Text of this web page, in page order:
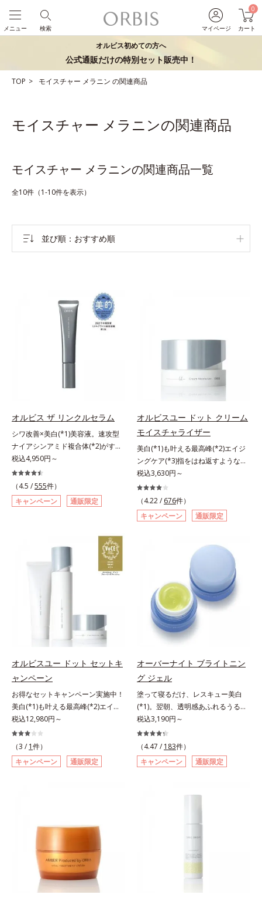
マイページ
0
カート
検索
メニュー
オルビス初めての方へ
公式通販だけの特別セット販売中！
TOP モイスチャー メラニン の関連商品
モイスチャー メラニンの関連商品
モイスチャー メラニンの関連商品一覧
全10件（1-10件を表示）
並び順 おすすめ順
オルビス ザ リンクルセラム
シワ改善×美白(*1)美容液。速攻型
ナイアシンアミド複合体(*2)がすば
やく浸透(*3)。ピンと、パッと。大
人の肌にハリ感を。シワ改善×美白
(*1)美容液。ポーラ化成 研究所の独
自研究で見出した、速攻型ナイアシ
ンアミド複合体(*2)と浸透サポート
透スピードがアップ(*5)し、浸透し
にくい大人肌の深く(*3)まで素早く
届けます。真皮のコラーゲン産生を
悩みのシワを改善しながら、過剰な
メラニン生成を防ぎ未来のシミ・ソ
バカスを予防します。さらに独自研
究に基づいた浸透型ハリ保湿成分
(*6)で大人肌にハリ感をプラス。す
で、"顔全体にご使用いただける設
計"。見えているシワはもちろん、
自分では気づきにくい死角のシワの
改善にも効果を発揮します。*1 メ
ラニンの生成を抑え、シミ・ソバカ
スを防ぐ*2 ナイアシンアミド（有
効成分）、水添大豆リン脂質、フィ
トステロール、水（基剤）、
BG（保湿）*3 角層まで*4 K石けん
クロヘキサンジカルボン酸ビスエト
キシジグリコール（保湿）＜使用量
目安＞パール1粒程度＜ご使用ステ
ップ＞洗顔料 ⇒ 化粧水 ⇒ ザ リン
クルセラム ⇒ 保湿液＜1商品あたり
の使用回数＞通常サイズ：約90回
税込4,950円～
（4.5 /555件）
キャンペーン
通販限定
オルビスユー ドット クリーム
モイスチャライザー
美白(*1)も叶える最高峰(*2)エイジ
ングケア(*3)指をはね返すような弾
力感が宿るハリ感 濃密フィットク
リーム。ハリも透明感(*4)も結果主
義。年齢サイン(*5)の因子に着目し
た肌科学エイジングケア(*3)シリー
ズ。オルビスユー ドットシリーズ
処するのではなく、肌で起きている
ことの根本原因に着目。加齢ととも
に現れる年齢サインについて研究を
進めたところ、弾力感のない状態で
ある「ハリのなさ」や、くすみ(*6)
などが現れている状態である「透明
感のなさ」が、大人の肌印象に大き
な影響を与えていることがわかりま
した。そこでオルビスユー ドット
シリーズは美容成分(*7)として
「G.D.F.アクティベーター(*8)」を
配合。そして、従来から配合してい
る美白(*1)有効成分「トラネキサム
酸」を配合しました。さらに、シリ
ーズ共通の美容成分「GLルートブ
ースター(*9)」を配合することで、
肌のふっくら感や透明感を叶えま
す。美白ケアしながら多角的なエイ
ジングケアが叶うシリーズに。3ス
感を。効果的なシナジー設計で、あ
リーズの保湿力*3 年齢に応じたお
手入れのこと*4 うるおいによる
*5 乾燥、ハリ・ツヤのなさ*6
乾燥による*7 保湿成分*8 ロニ
税込3,630円～
（4.22 / 676件）
キャンペーン
通販限定
オルビスユー ドット セットキ
ャンペーン
お得なセットキャンペーン実施中！
美白(*1)も叶える最高峰(*2)エイジ
ングケア(*3)。ハリも透明感(*4)も
結果主義。年齢サイン(*5)の因子に
着目した肌科学エイジングケア(*3)
シリーズ。オルビスユー ドットシ
リーズは、年齢による肌悩み一つ一
ない状態である「ハリのなさ」や、
くすみ(*6)などが現れている状態で
ある「透明感のなさ」が現れること
で大人の肌印象に大きな影響を与え
ていることが分かりました。そこで
オルビスユー ドットシリーズは美
税込12,980円～
（3 / 1件）
キャンペーン
通販限定
オーバーナイト ブライトニン
グ ジェル
塗って寝るだけ、レスキュー美白
(*1)。翌朝、透明感あふれるうるぷ
る肌を叶える、お守り涼感ジェルパ
ック。紫外線を浴びた日の夜は、ひ
んやり気持ちいいジェルでお肌をレ
スキュー！ メラニンの産生指令が
活発になる夜の肌環境に着目して、
(*2)ツヤ肌”へと整える夜用ジェルパ
ップ。美白(*1)と保湿の両方にアプ
ローチする「トラネキサム酸-
SG(*3)」、肌荒れや日焼けによる肌
のほてりを予防する「グリチルリチ
税込3,190円～
（4.47 / 183件）
キャンペーン
通販限定